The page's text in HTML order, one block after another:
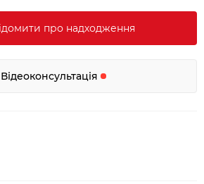
про надходження
Відеоконсультація